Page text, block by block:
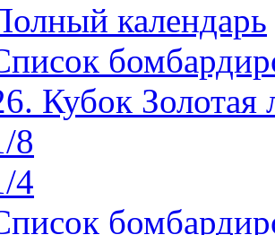
календарь
Кубок Золотая
8
4